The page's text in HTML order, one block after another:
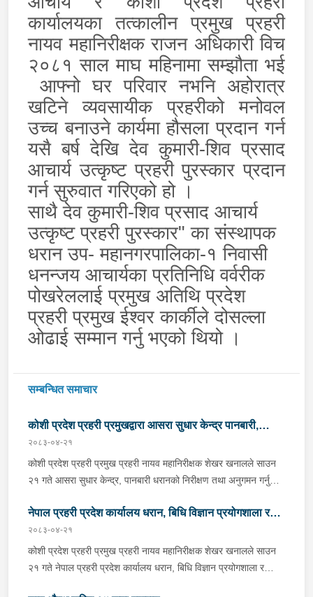
कार्यालयका तत्कालीन प्रमुख प्रहरी
नायव महानिरीक्षक राजन अधिकारी विच
२०८१ साल माघ महिनामा सम्झौता भई
आफ्नो घर परिवार नभनि अहोरात्र
खटिने व्यवसायीक प्रहरीको मनोवल
उच्च बनाउने कार्यमा हौसला प्रदान गर्न
यसै बर्ष देखि देव कुमारी-शिव प्रसाद
आचार्य उत्कृष्ट प्रहरी पुरस्कार प्रदान
गर्न सुरुवात गरिएको हो ।
साथै देव कुमारी-शिव प्रसाद आचार्य
उत्कृष्ट प्रहरी पुरस्कार" का संस्थापक
धरान उप- महानगरपालिका-१ निवासी
धनन्जय आचार्यका प्रतिनिधि वर्वरीक
पोखरेललाई प्रमुख अतिथि प्रदेश
प्रहरी प्रमुख ईश्‍वर कार्कीले दोसल्ला
ओढाई सम्मान गर्नु भएको थियो ।
सम्बन्धित समाचार
कोशी प्रदेश प्रहरी प्रमुखद्वारा आसरा सुधार केन्द्र पानबारी,
धरानको निरीक्षण
२०८३-०४-२१
कोशी प्रदेश प्रहरी प्रमुख प्रहरी नायव महानिरीक्षक शेखर खनालले साउन
२१ गते आसरा सुधार केन्द्र, पानबारी धरानको निरीक्षण तथा अनुगमन गर्नुको
निर्देशनको क्रममा वँहाले मानवीय, मर्यादित, सम्मानजनक र सहानुभूतिपूर्ण
व्यवहारले उपचार पद्दतिलाई सहज बनाई समाजमा पुनःस्थापनाको बातावरण
श्रृजना गर्न महत्वपूर्ण भुमिका निर्वाह गर्ने हुँदा सुधार केन्द्रमा रहेका
सुधारार्थीहरुको शारीरिक तथा मानसिक तन्दुरुस्ती राख्न बिभिन्न खेलकुदका
नेपाल प्रहरी प्रदेश कार्यालय धरान, बिधि विज्ञान प्रयोगशाला र
केनाईन शाखाको निरीक्षण तथा अनुगमन
२०८३-०४-२१
कोशी प्रदेश प्रहरी प्रमुख प्रहरी नायव महानिरीक्षक शेखर खनालले साउन
२१ गते नेपाल प्रहरी प्रदेश कार्यालय धरान, बिधि विज्ञान प्रयोगशाला र